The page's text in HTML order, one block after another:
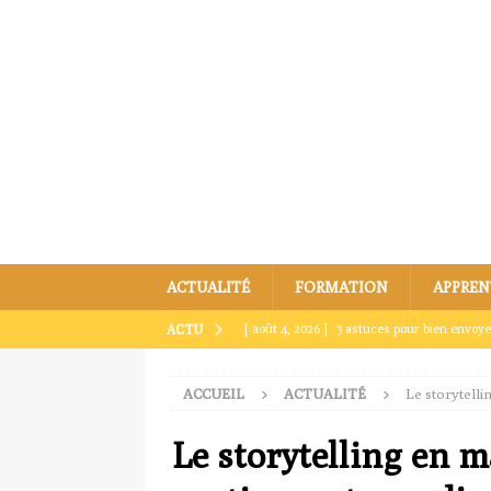
ACTUALITÉ FORMATION
ACTU [ août 4, 2026 ] 3 astuces pour bien
[ juillet 27, 2026 ] Comment envoyer par
[ juillet 23, 2026 ] Envoyer un dossier par
[ août 8, 2026 ] Envoyer un dossier par
ACCUEIL ACTUALITÉ Le
Le storytelling en